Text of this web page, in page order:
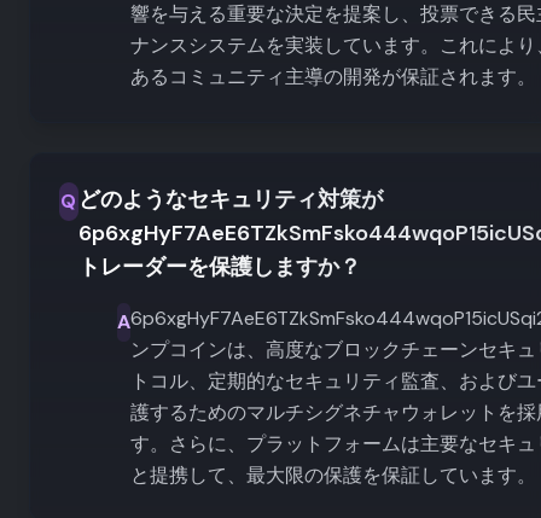
響を与える重要な決定を提案し、投票できる
ナンスシステムを実装しています。これによ
あるコミュニティ主導の開発が保証されます。
Q どのようなセキュリティ対策が
トレーダーを保護しますか？
A
ンプコインは、高度なブロックチェーンセキ
トコル、定期的なセキュリティ監査、および
護するためのマルチシグネチャウォレットを
す。さらに、プラットフォームは主要なセキ
と提携して、最大限の保護を保証しています。